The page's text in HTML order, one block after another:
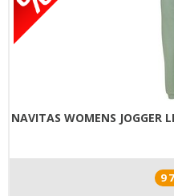
NAVITAS WOMENS JOGGER
9